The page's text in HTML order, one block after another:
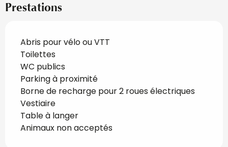
Prestations
Abris pour vélo ou VTT
Toilettes
WC publics
Parking à proximité
Borne de recharge pour 2 roues électriques
Vestiaire
Table à langer
Animaux non acceptés